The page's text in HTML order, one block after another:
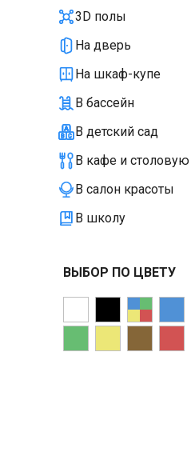
3D полы
На дверь
На шкаф-купе
В бассейн
В детский сад
В кафе и столовую
В салон красоты
В школу
ВЫБОР ПО ЦВЕТУ